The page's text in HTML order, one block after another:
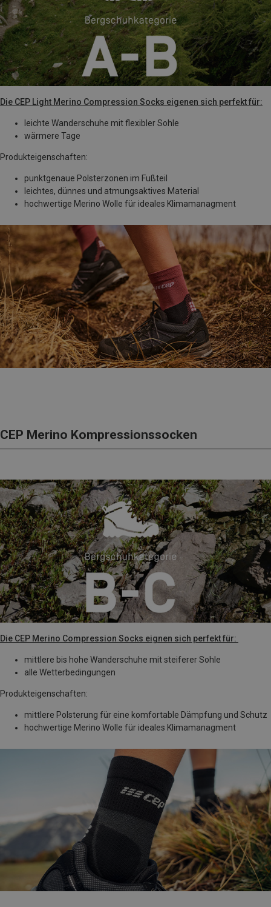
Die CEP Light Merino Compression Socks eigenen sich perfekt für:
leichte Wanderschuhe mit flexibler Sohle
wärmere Tage
Produkteigenschaften:
punktgenaue Polsterzonen im Fußteil
leichtes, dünnes und atmungsaktives Material
hochwertige Merino Wolle für ideales Klimamanagment
CEP Merino Kompressionssocken
Die CEP Merino Compression Socks eignen sich perfekt für:
mittlere bis hohe Wanderschuhe mit steiferer Sohle
alle Wetterbedingungen
Produkteigenschaften:
mittlere Polsterung für eine komfortable Dämpfung und Schutz
hochwertige Merino Wolle für ideales Klimamanagment